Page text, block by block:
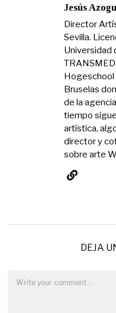
Jesús
Director
Sevilla.
Universidad
Hogeschool
Bruselas
de la
tiempo
artística,
director y
sobre arte
DEJA